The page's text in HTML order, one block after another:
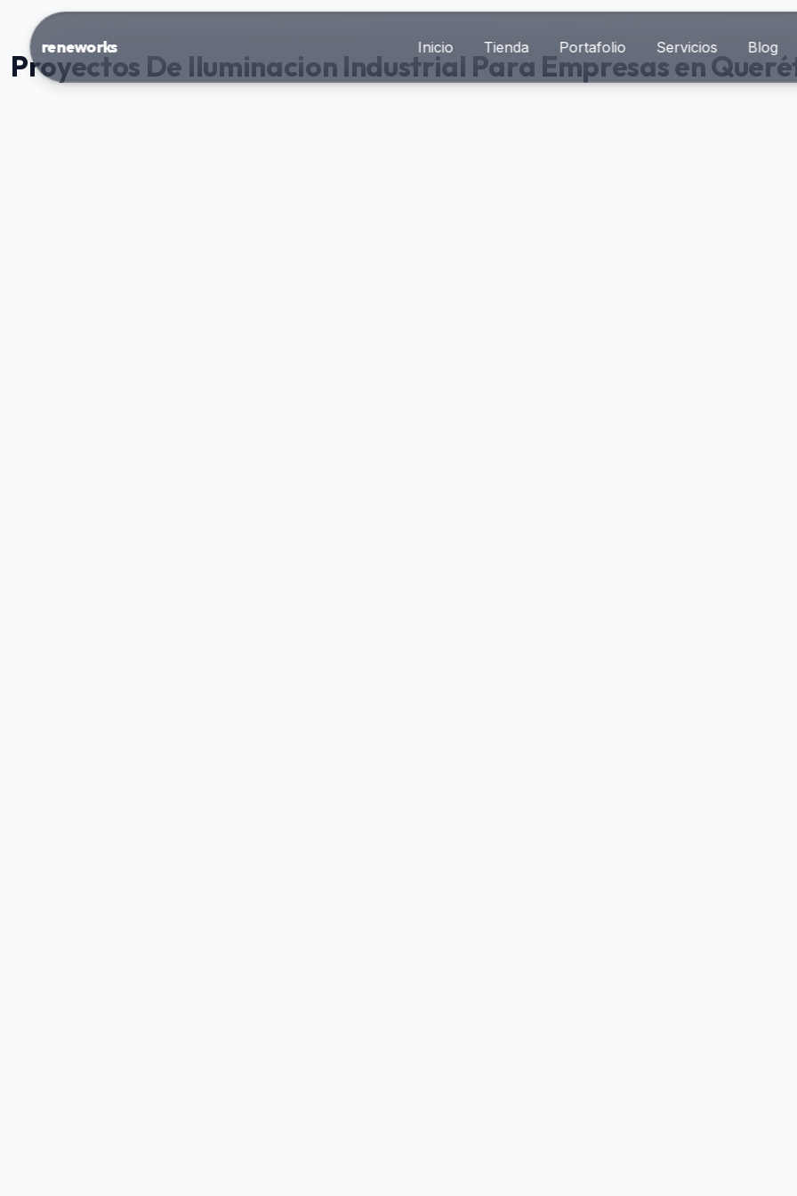
reneworks Inicio Tienda Portafolio Servicios Blog
Proyectos De Iluminacion Industrial Para Empresas en